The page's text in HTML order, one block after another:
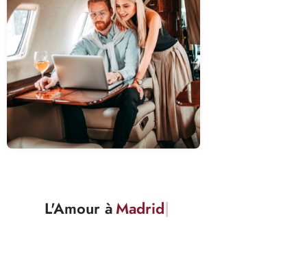
L'Amour àNew Yor